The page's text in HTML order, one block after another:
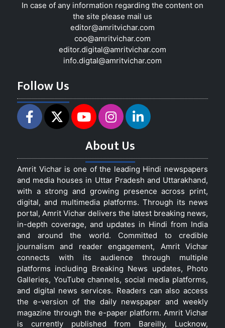
In case of any information regarding the content on
the site please mail us
editor@amritvichar.com
coo@amritvichar.com
editor.digital@amritvichar.com
info.digtal@amritvichar.com
Follow Us
About Us
Amrit Vichar is one of the leading Hindi newspapers
and media houses in Uttar Pradesh and Uttarakhand,
with a strong and growing presence across print,
digital, and multimedia platforms. Through its news
portal, Amrit Vichar delivers the latest breaking news,
in-depth coverage, and updates in Hindi from India
and around the world. Committed to credible
journalism and reader engagement, Amrit Vichar
connects with its audience through multiple
platforms including Breaking News updates, Photo
Galleries, YouTube channels, social media platforms,
and digital news services. Readers can also access
the e-version of the daily newspaper and weekly
magazine through the e-paper platform. Amrit Vichar
is currently published from Bareilly, Lucknow,